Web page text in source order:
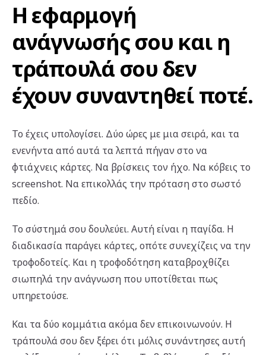
Η εφαρμογή
ανάγνωσής σου και η
τράπουλά σου δεν
έχουν συναντηθεί ποτέ.
Το έχεις υπολογίσει. Δύο ώρες με μια σειρά, και τα
ενενήντα από αυτά τα λεπτά πήγαν στο να
φτιάχνεις κάρτες. Να βρίσκεις τον ήχο. Να κόβεις το
screenshot. Να επικολλάς την πρόταση στο σωστό
πεδίο.
Το σύστημά σου δουλεύει. Αυτή είναι η παγίδα. Η
διαδικασία παράγει κάρτες, οπότε συνεχίζεις να την
τροφοδοτείς. Και η τροφοδότηση καταβροχθίζει
σιωπηλά την ανάγνωση που υποτίθεται πως
υπηρετούσε.
Και τα δύο κομμάτια ακόμα δεν επικοινωνούν. Η
τράπουλά σου δεν ξέρει ότι μόλις συνάντησες αυτή